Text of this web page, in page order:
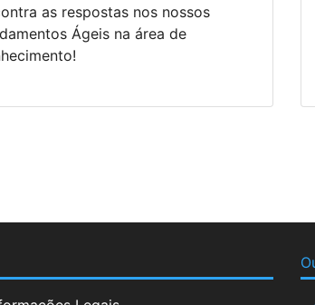
as respostas nos nossos
Ágeis na área de